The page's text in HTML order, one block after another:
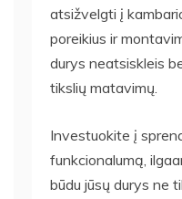
atsižvelgti į
poreikius ir
durys neatsiskleis
tikslių matavimų.
Investuokite į
funkcionalumą,
būdu jūsų durys ne